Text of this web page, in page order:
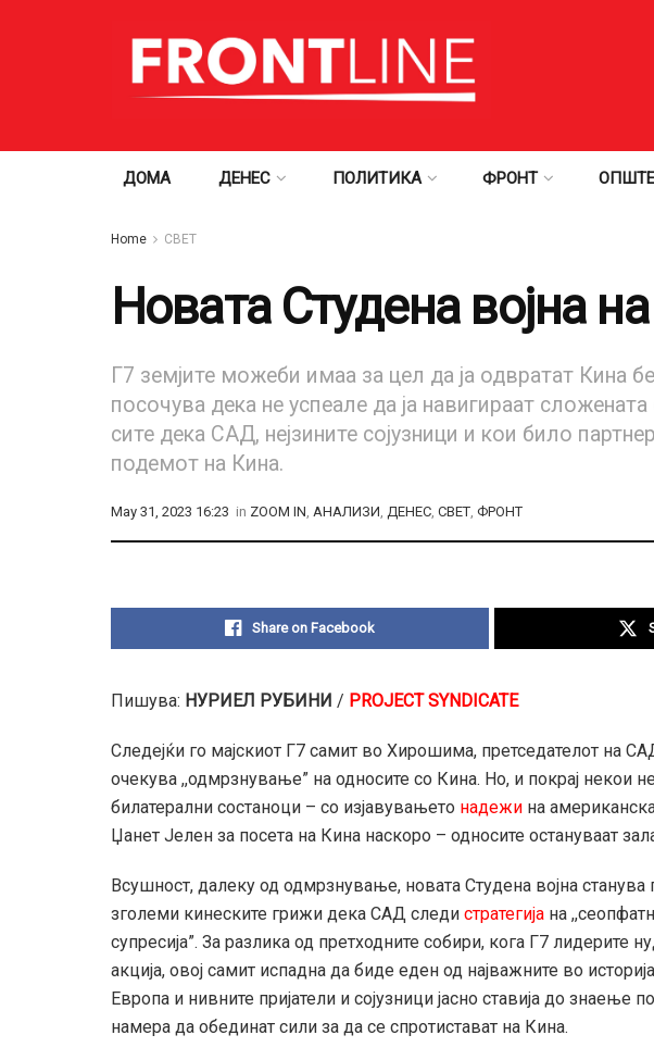
ДОМА ДЕНЕС ПОЛИТИКА ФРОНТ
Home СВЕТ
Новата Студена војна
Г7 земјите можеби имаа за цел да ја одвратат Кина
посочува дека не успеале да ја навигираат
сите дека САД, нејзините сојузници и кои било
подемот на Кина.
May 31, 2023 16:23 in ZOOM IN, АНАЛИЗИ, ДЕНЕС, СВЕТ, ФРОНТ
Share on Facebook
Пишува: НУРИЕЛ РУБИНИ / PROJECT SYNDICATE
Следејќи го мајскиот Г7 самит во Хирошима, претседателот на
очекува ,,одмрзнување” на односите со Кина. Но, и покрај некои
билатерални состаноци – со изјавувањето надежи на
Џанет Јелен за посета на Кина наскоро – односите остануваат
Всушност, далеку од одмрзнување, новата Студена војна станува
зголеми кинеските грижи дека САД следи стратегија на
супресија”. За разлика од претходните собири, кога Г7 лидерите
акција, овој самит испадна да биде еден од најважните во
Европа и нивните пријатели и сојузници јасно ставија до знаење
намера да обединат сили за да се спротистават на Кина.